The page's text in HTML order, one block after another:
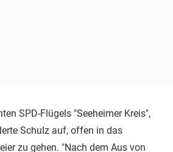
SPD-Flügels "Seeheimer Kreis",
Schulz auf, offen in das
zu gehen. "Nach dem Aus von